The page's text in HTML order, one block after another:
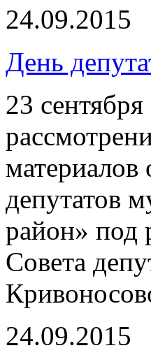
24.09.2015
День
23
материалов
депутатов
район» под
Совета
24.09.2015